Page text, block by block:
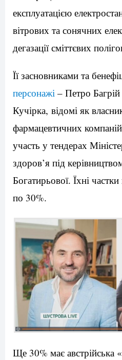
експлуатацією
вітрових та сонячних
дегазації сміттєвих
Її засновниками та
персонажі – Петро
Кучірка, відомі як
фармацевтичних
участь у тендерах
здоров’я під
Богатирьової. Їхні
по 30%.
Ще 30% має